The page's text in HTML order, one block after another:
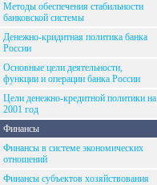
Методы обеспечения стабильности
банковской системы
Денежно-кридитная политика банка
России
Основные цели деятельности,
функции и операции банка России
Цели денежно-кредитной политики на
2001 год
Финансы
Финансы в системе экономических
отношений
Финансы субъектов хозяйствования